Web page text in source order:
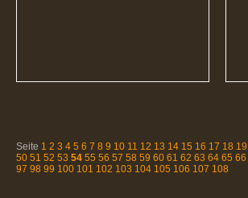
Seite 1 2 3 4 5 6 7 8 9 10 11 12 13 14 15 16 17 18 19
50 51 52 53 54 55 56 57 58 59 60 61 62 63 64 65 66
97 98 99 100 101 102 103 104 105 106 107 108